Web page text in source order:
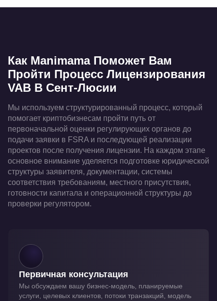
Как Manimama Поможет Вам
Пройти Процесс Лицензирования
VAB В Сент-Люсии
Мы используем структурированный процесс, который
помогает криптобизнесам пройти путь от
первоначальной оценки регулирующих органов до
подачи заявки в FSRA и последующей реализации
проектов после получения лицензии. На каждом этапе
основное внимание уделяется подготовке юридической
структуры заявителя, документации, системы
соответствия требованиям, местного присутствия,
готовности капитала и операционной структуры до
проверки регулятором.
Первичная консультация
Мы обсуждаем вашу бизнес-модель, планируемые
услуги, целевых клиентов, потоки транзакций, модель